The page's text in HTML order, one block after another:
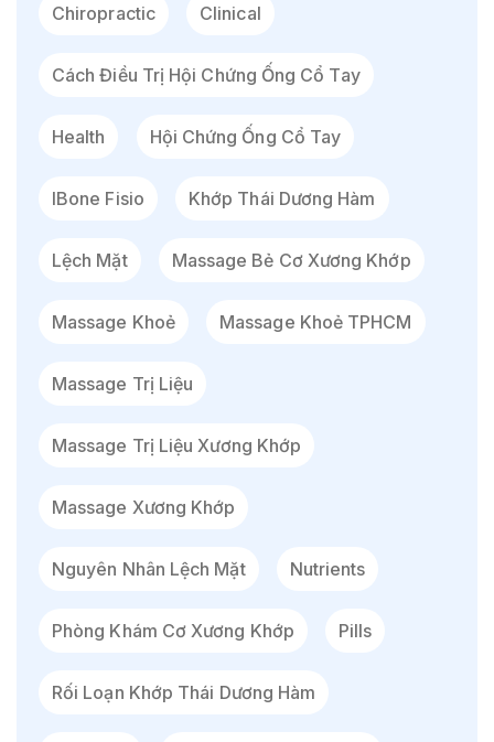
Chiropractic Clinical
Cách Điều Trị Hội Chứng Ống Cổ Tay
Health Hội Chứng Ống Cổ Tay
IBone Fisio Khớp Thái Dương Hàm
Lệch Mặt Massage Bẻ Cơ Xương Khớp
Massage Khoẻ Massage Khoẻ TPHCM
Massage Trị Liệu
Massage Trị Liệu Xương Khớp
Massage Xương Khớp
Nguyên Nhân Lệch Mặt Nutrients
Phòng Khám Cơ Xương Khớp Pills
Rối Loạn Khớp Thái Dương Hàm